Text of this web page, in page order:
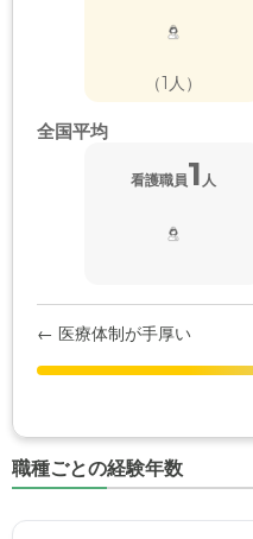
（1人）
全国平均
看護職員1 人
← 医療体制が手厚い
職種ごとの経験年数